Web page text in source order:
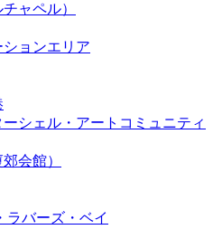
ャペル）
ョンエリア
シェル・アートコミュニティ
会館）
ラバーズ・ベイ